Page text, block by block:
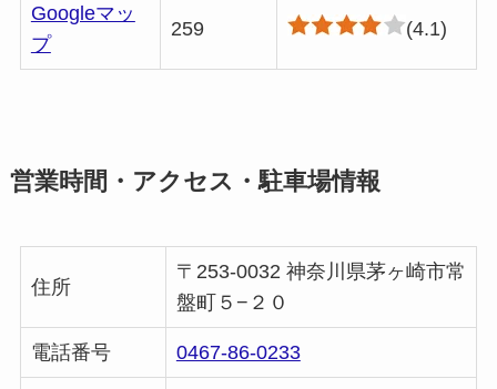
Googleマッ
プ
259 (4.1)
営業時間・アクセス・駐車場情報
住所
〒253-0032 神奈川県茅ヶ崎市常
盤町５−２０
電話番号 0467-86-0233